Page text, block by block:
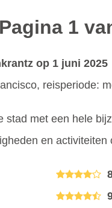
Pagina 1
op 1 juni 2025
reisperiode:
stad met een hele
en activiteiten